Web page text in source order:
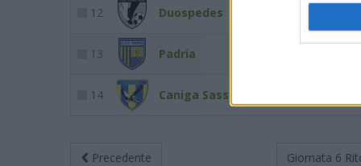
12 Duospedes
13 Padria
14 Caniga Sassari
Precedente Giornata 6